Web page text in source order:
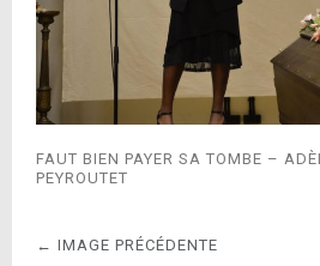
FAUT BIEN PAYER SA TOMBE –
PEYROUTET
← IMAGE PRÉCÉDENTE